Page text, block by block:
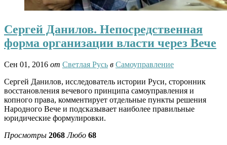
Сергей Данилов. Непосредственная
форма организации власти через Вече
Сен 01, 2016 от Светлая Русь в Самоуправление
Сергей Данилов, исследователь истории Руси, сторонник
восстановления вечевого принципа самоуправления и
копного права, комментирует отдельные пункты решения
Народного Вече и подсказывает наиболее правильные
юридические формулировки.
Просмотры 2068 Любо 68